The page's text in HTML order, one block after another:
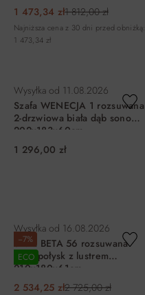
1 473,34 zł1 812,00 zł
Najniższa cena z 30 dni przed obniżką:
1 473,34 zł
Wysyłka od 11.08.2026
Szafa WENECJA 1 rozsuwana
2-drzwiowa biała dąb sonoma
202x183x60cm
1 296,00 zł
−7%
ECO
Wysyłka od 16.08.2026
Szafa BETA 56 rozsuwana
Biały połysk z lustrem
210x180x61cm
2 534,25 zł2 725,00 zł